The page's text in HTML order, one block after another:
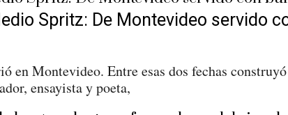
Spritz: De Montevideo servido
en Montevideo. Entre esas dos fechas
ensayista y poeta,